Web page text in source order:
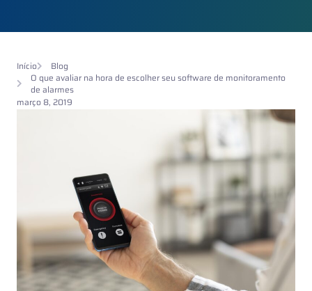
Início
Blog
O que avaliar na hora de escolher seu software de monitoramento
de alarmes
março 8, 2019